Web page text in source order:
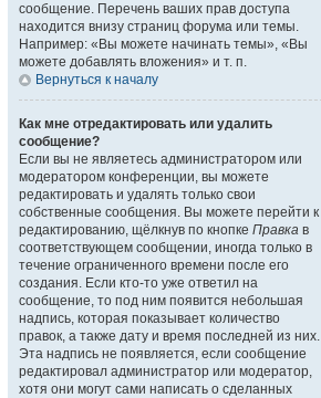
сообщение. Перечень ваших прав доступа
находится внизу страниц форума или темы.
Например: «Вы можете начинать темы», «Вы
можете добавлять вложения» и т. п.
Вернуться к началу
Как мне отредактировать или удалить
сообщение?
Если вы не являетесь администратором или
модератором конференции, вы можете
редактировать и удалять только свои
собственные сообщения. Вы можете перейти к
редактированию, щёлкнув по кнопке Правка в
соответствующем сообщении, иногда только в
течение ограниченного времени после его
создания. Если кто-то уже ответил на
сообщение, то под ним появится небольшая
надпись, которая показывает количество
правок, а также дату и время последней из них.
Эта надпись не появляется, если сообщение
редактировал администратор или модератор,
хотя они могут сами написать о сделанных